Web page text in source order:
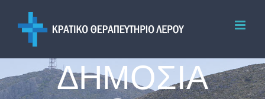
content
ΔΗΜΟΣΙΑ